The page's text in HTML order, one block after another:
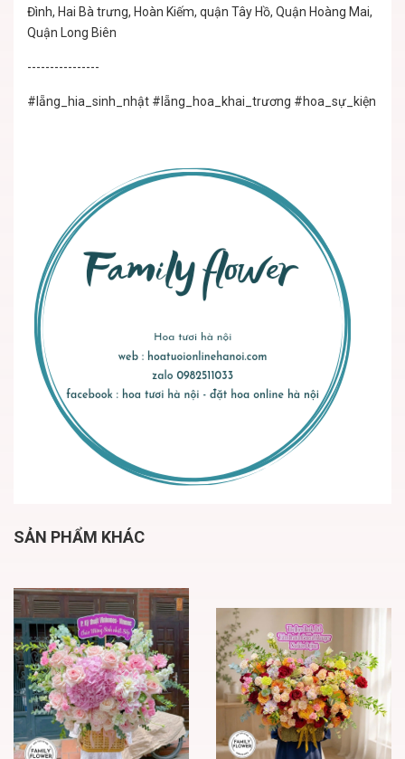
Đình, Hai Bà trưng, Hoàn Kiếm, quận Tây Hồ, Quận Hoàng Mai,
Quận Long Biên
----------------
#lẵng_hia_sinh_nhật #lẵng_hoa_khai_trương #hoa_sự_kiện
SẢN PHẨM KHÁC